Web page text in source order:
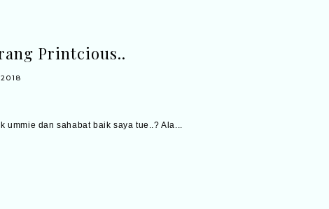
Printcious..
ummie dan sahabat baik saya tue..? Ala...